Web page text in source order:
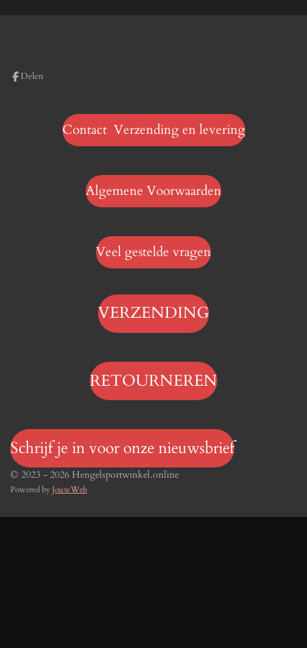
Delen
Contact Verzending en levering
Algemene Voorwaarden
Veel gestelde vragen
VERZENDING
RETOURNEREN
Schrijf je in voor onze nieuwsbrief
© 2023 - 2026 Hengelsportwinkel.online
Powered byJouwWeb